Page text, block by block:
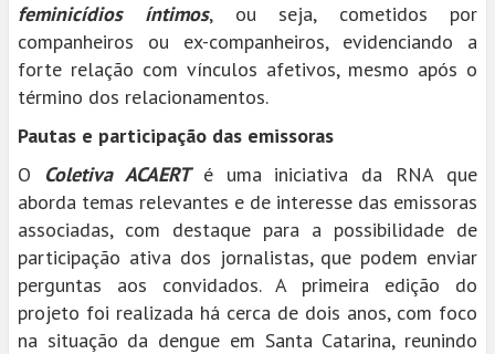
feminicídios íntimos, ou seja, cometidos por
companheiros ou ex-companheiros, evidenciando a
forte relação com vínculos afetivos, mesmo após o
término dos relacionamentos.
Pautas e participação das emissoras
O Coletiva ACAERTé uma iniciativa da RNA que
aborda temas relevantes e de interesse das emissoras
associadas, com destaque para a possibilidade de
participação ativa dos jornalistas, que podem enviar
perguntas aos convidados. A primeira edição do
projeto foi realizada há cerca de dois anos, com foco
na situação da dengue em Santa Catarina, reunindo